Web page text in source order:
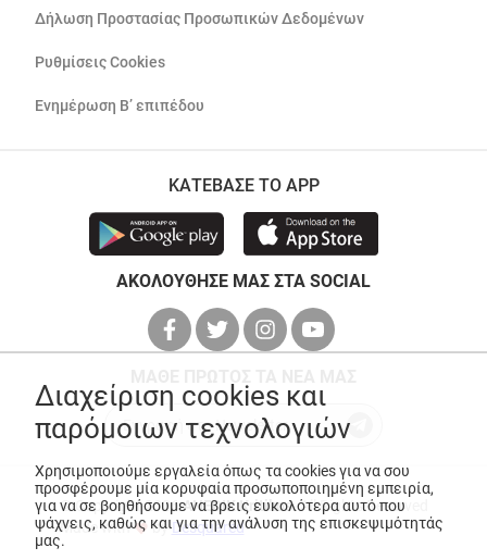
Δήλωση Προστασίας Προσωπικών Δεδομένων
Ρυθμίσεις Cookies
Ενημέρωση Β’ επιπέδου
ΚΑΤΕΒΑΣΕ ΤΟ APP
ΑΚΟΛΟΥΘΗΣΕ ΜΑΣ ΣΤΑ SOCIAL
© Copyright 2026ANEDIK Kritikos. All Rights Reserved
Made with
byDesquared
Διαχείριση cookies και
παρόμοιων τεχνολογιών
Χρησιμοποιούμε εργαλεία όπως τα cookies για να σου
προσφέρουμε μία κορυφαία προσωποποιημένη εμπειρία,
για να σε βοηθήσουμε να βρεις ευκολότερα αυτό που
ψάχνεις, καθώς και για την ανάλυση της επισκεψιμότητάς
μας.